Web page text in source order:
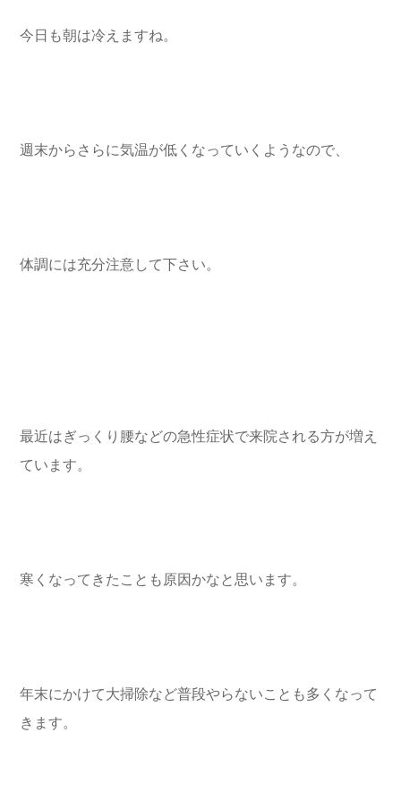
今日も朝は冷えますね。
週末からさらに気温が低くなっていくようなので、
体調には充分注意して下さい。
最近はぎっくり腰などの急性症状で来院される方が増え
ています。
寒くなってきたことも原因かなと思います。
年末にかけて大掃除など普段やらないことも多くなって
きます。